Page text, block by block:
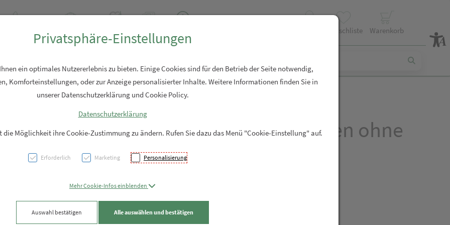
Wunschliste Warenkorb
Wärmflasche Nacken ohne
Bezug rot 1,4L
25,– EUR
Privatsphäre-Einstellungen
ein optimales Nutzererlebnis zu bieten. Einige Cookies sind für den Betrieb der Seite notwendig,
Komforteinstellungen, oder zur Anzeige personalisierter Inhalte. Weitere Informationen finden Sie in
unserer Datenschutzerklärung und Cookie Policy.
Datenschutzerklärung
die Möglichkeit ihre Cookie-Zustimmung zu ändern. Rufen Sie dazu das Menü "Cookie-Einstellung" auf.
Erforderlich Marketing Personalisierung
Mehr Cookie-Infos einblenden
Auswahl bestätigen Alle auswählen und bestätigen